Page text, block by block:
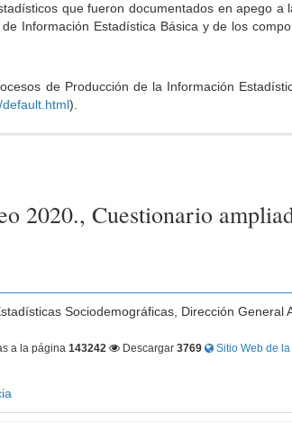
que fueron documentados en apego a
Información Estadística Básica y de los
de Producción de la Información
).
2020., Cuestionario
Sociodemográficas, Dirección General
a la página143242 Descargar3769
Sitio Web de